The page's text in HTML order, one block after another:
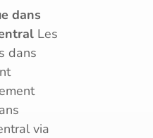
dans
Les
dans
via